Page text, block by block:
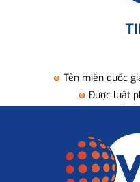
Tên miền quốc
Được luật